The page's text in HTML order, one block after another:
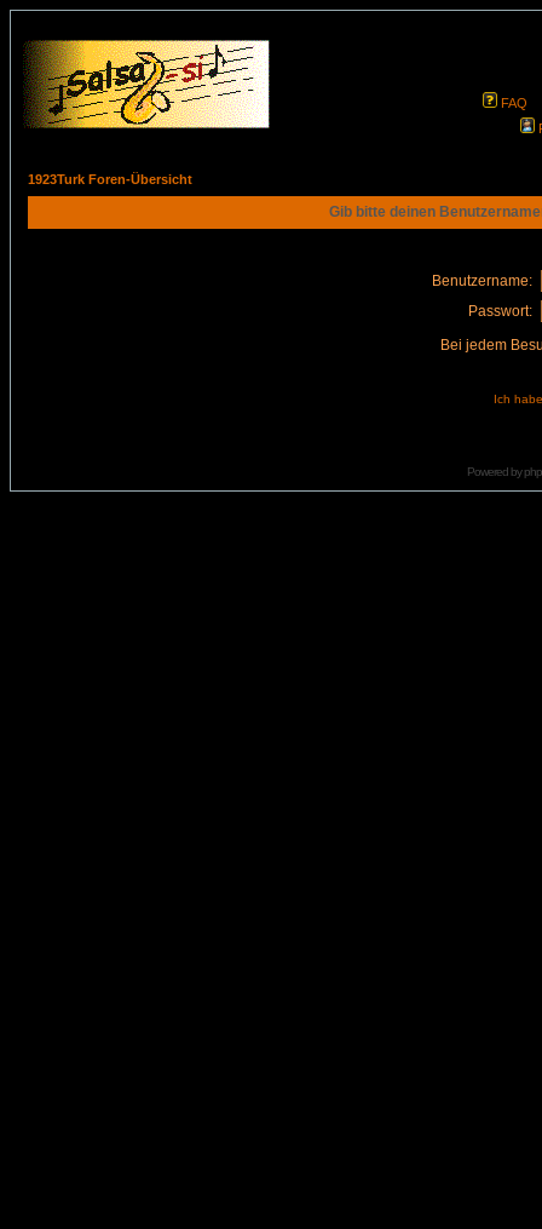
FAQ
1923Turk Foren-Übersicht
Gib bitte deinen
Benutzername:
Passwort:
Bei jedem
Ich
Powered by